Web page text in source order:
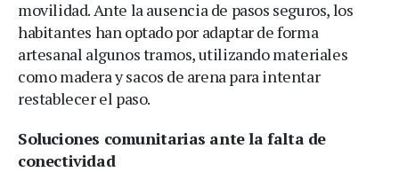
movilidad. Ante la ausencia de pasos seguros, los
habitantes han optado por adaptar de forma
artesanal algunos tramos, utilizando materiales
como madera y sacos de arena para intentar
restablecer el paso.
Soluciones comunitarias ante la falta de
conectividad